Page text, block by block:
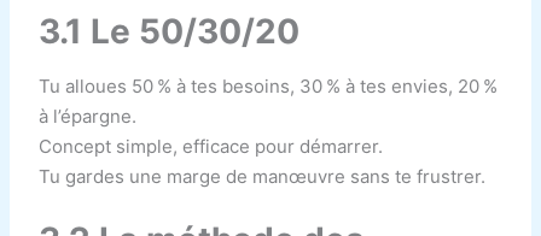
3.1 Le 50/30/20
Tu alloues 50 % à tes besoins, 30 % à tes envies, 20 %
à l’épargne.
Concept simple, efficace pour démarrer.
Tu gardes une marge de manœuvre sans te frustrer.